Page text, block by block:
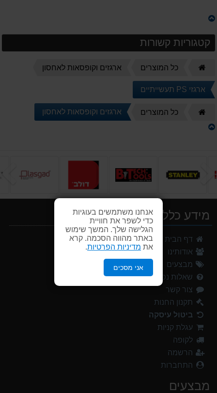
אנחנו משתמשים בעוגיות
כדי לשפר את חוויית
הגלישה שלך. המשך שימוש
באתר מהווה הסכמה. קרא
את מדיניות הפרטיות
אני מסכים
קטגוריות קשורות
כל המוצרים ארגזים וקופסאות לאחסון
ארגזי PS תעשייתיים
כל המוצרים ארגזים וקופסאות לאחסון
הקודם
מידע כללי
דף הבית
אודותינו
מבצעים
שאלות נפוצות
צור קשר
תקנון החנות
ביטול עיסקה
עגלת קניות
לקופה
הרשמה
התחברות
מבצעים